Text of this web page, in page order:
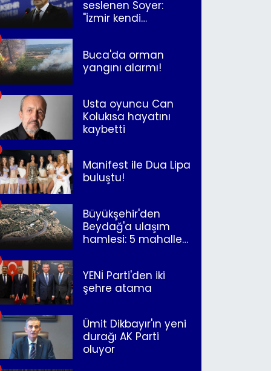
seslenen Soyer:
"İzmir kendi
Buca'da orman
yangını alarmı!
Usta oyuncu Can
Kolukısa hayatını
kaybetti
Manifest ile Dua Lipa
buluştu!
Büyükşehir'den
Beydağ'a ulaşım
hamlesi: 5 mahalle
YENİ Parti'den iki
şehre atama
Ümit Dikbayır'ın yeni
durağı AK Parti
oluyor